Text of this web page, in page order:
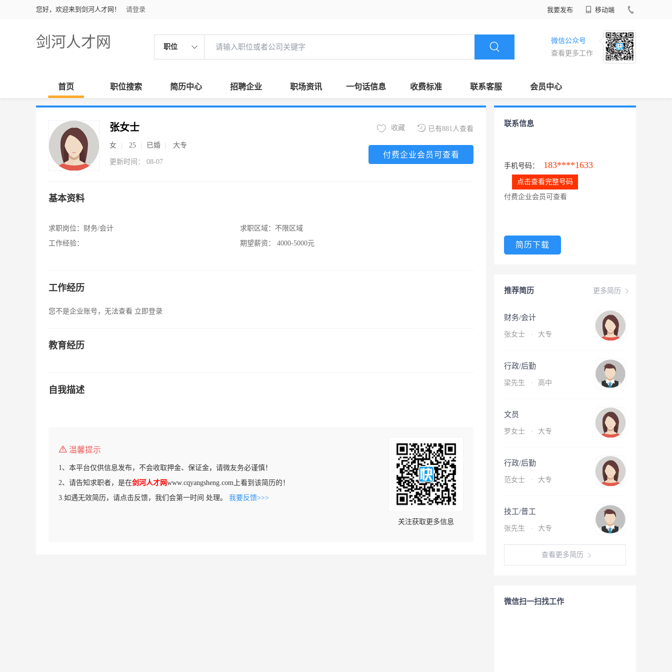
您好，欢迎来到剑河人才网！ 请登录 我要发布 移动端
剑河人才网 职位
微信公众号
查看更多工作
首页 职位搜索 简历中心 招聘企业 职场资讯 一句话信息 收费标准 联系客服 会员中心
张女士
女 25 已婚 大专
更新时间： 08-07
已有881人查看
收藏
付费企业会员可查看
基本资料
求职岗位： 财务/会计
工作经验：
求职区域： 不限区域
期望薪资：
4000-5000元
工作经历
您不是企业账号，无法查看 立即登录
教育经历
自我描述
温馨提示
1、本平台仅供信息发布，不会收取押金、保证金，请微友务必谨慎！
2、请告知求职者，是在剑河人才网www.cqyangsheng.com上看到该简历的！
3.如遇无效简历，请点击反馈，我们会第一时间 处理。 我要反馈>>>
关注获取更多信息
联系信息
手机号码： 183****1633
点击查看完整号码
付费企业会员可查看
简历下载
更多简历
推荐简历
财务/会计
张女士 · 大专
行政/后勤
梁先生 · 高中
文员
罗女士 · 大专
行政/后勤
范女士 · 大专
技工/普工
张先生 · 大专
查看更多简历
微信扫一扫找工作